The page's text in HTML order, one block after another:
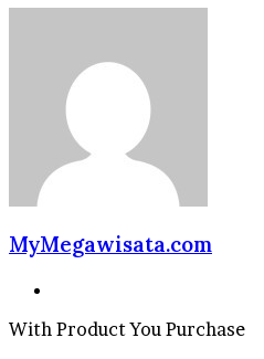
MyMegawisata.com
With Product You Purchase